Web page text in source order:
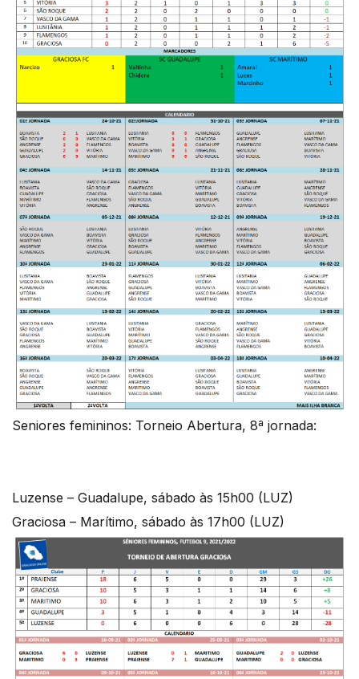
Seniores femininos: Torneio Abertura, 8ª jornada:
Luzense – Guadalupe, sábado às 15h00 (LUZ)
Graciosa – Marítimo, sábado às 17h00 (LUZ)